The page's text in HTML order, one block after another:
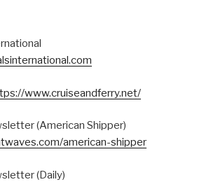
www.cruiseandferry.net/
(American Shipper)
american-shipper
(Daily)